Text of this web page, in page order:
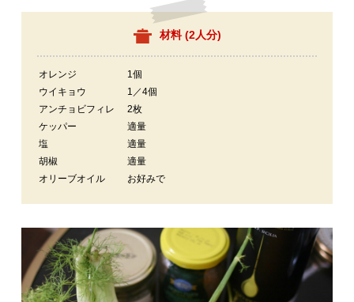
材料 (2人分)
オレンジ
1個
ウイキョウ
1／4個
アンチョビフィレ
2枚
ケッパー
適量
塩
適量
胡椒
適量
オリーブオイル
お好みで